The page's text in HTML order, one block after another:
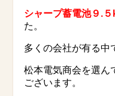
シャープ蓄電池９.
た。
多くの会社が有る中
松本電気商会を選ん
ございます。